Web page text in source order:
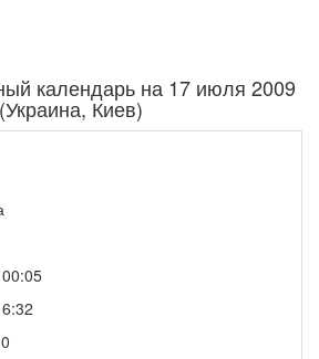
календарь на 17 июля 2009
(Украина, Киев)